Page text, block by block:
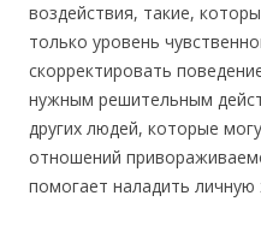
воздействия, такие,
только уровень
скорректировать
нужным решительным
других людей, которые
отношений
помогает наладить личную